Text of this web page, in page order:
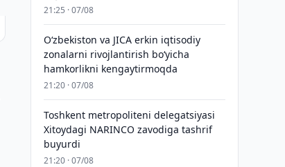
21:25 · 07/08
Oʻzbekiston va JICA erkin iqtisodiy
zonalarni rivojlantirish boʻyicha
hamkorlikni kengaytirmoqda
21:20 · 07/08
Toshkent metropoliteni delegatsiyasi
Xitoydagi NARINCO zavodiga tashrif
buyurdi
21:20 · 07/08